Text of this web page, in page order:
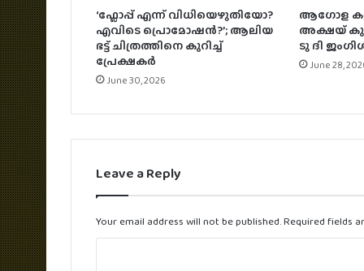
‘ഫ്ലോപ്പ് എന്ന് വിധിയെഴുതിയോ?
എവിടെ പ്രൊമോഷൻ?’; ആലിയ
ഭട്ട് ചിത്രത്തിനെ കുറിച്ച്
പ്രേക്ഷകർ
June 30, 2026
ആഗോള
അക്ഷയ്
ടു ദി
June 28,
Leave a Reply
Your email address will not be published.Required fields